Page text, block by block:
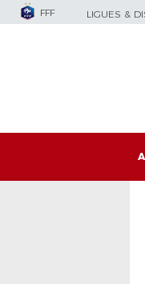
FFF LIGUES &